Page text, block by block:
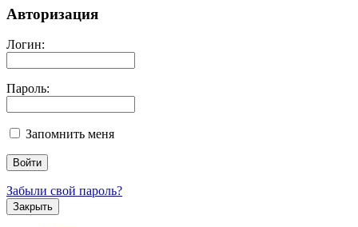
Авторизация
Логин:
Пароль:
Запомнить меня
Забыли свой пароль?
Закрыть